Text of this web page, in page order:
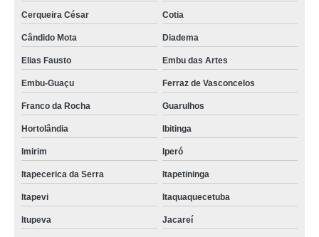
Cerqueira César Cotia
Cândido Mota Diadema
Elias Fausto Embu das Artes
Embu-Guaçu Ferraz de Vasconcelos
Franco da Rocha Guarulhos
Hortolândia Ibitinga
Imirim Iperó
Itapecerica da Serra Itapetininga
Itapevi Itaquaquecetuba
Itupeva Jacareí